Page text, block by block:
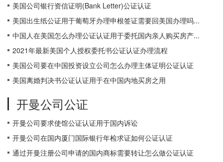
美国公司银行资信证明(Bank Letter)公证认证
美国出生纸公证用于葡萄牙办理申根签证需要回美国办理吗...
中国人在美国怎么办理公证认证用于委托国内亲人购买房产...
2021年最新美国个人授权委托书公证认证办理流程
美国公司要在中国投资设立公司怎么办理主体证明公证认证
美国离婚判决书公证认证用于在中国内地买房之用
开曼公司公证
开曼公司要求使馆公证认证用于国内诉讼
开曼公司在国内厦门国际银行年检求证如何公证认证
通过开曼注册公司申请的国内商标需要转让怎么做公证认证